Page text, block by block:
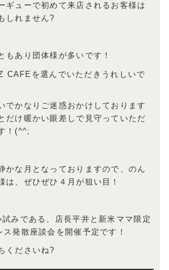
ギューで初めて来店されるお客様は
しれません?
もあり団体様が多いです！
CAFEを選んでいただきうれしいで
でかなりご迷惑おかけしております
だけ暖かい眼差しで見守っていただ
！(^^;
かな月となっておりますので、のん
は、ぜひぜひ４月が狙い目！
みである、店長平井と新米ママ限定
発散座談会を開催予定です！
くださいね?